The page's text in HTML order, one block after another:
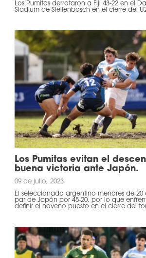
Los Pumitas derrotaron a Fiji 43-22 en el
Stadium de Stellenbosch en el cierre del
Los Pumitas evitan el
buena victoria ante Japón.
09 de julio, 2023
El seleccionado argentino menores de 20
par de Japón por 45-20, por lo que
definir el noveno puesto en el cierre del